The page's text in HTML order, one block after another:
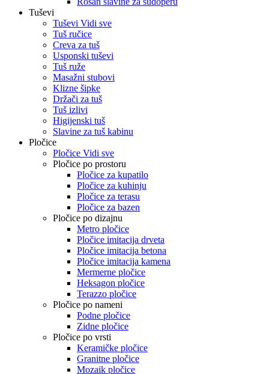
Tuševi
Tuševi Vidi sve
Tuš ručice
Creva za tuš
Usponski tuševi
Tuš ruže
Masažni stubovi
Klizne šipke
Držači za tuš
Tuš izlivi
Higijenski tuš
Slavine za tuš kabinu
Pločice
Pločice Vidi sve
Pločice po prostoru
Pločice za kupatilo
Pločice za kuhinju
Pločice za terasu
Pločice za bazen
Pločice po dizajnu
Metro pločice
Pločice imitacija drveta
Pločice imitacija betona
Pločice imitacija kamena
Mermerne pločice
Heksagon pločice
Terazzo pločice
Pločice po nameni
Podne pločice
Zidne pločice
Pločice po vrsti
Keramičke pločice
Granitne pločice
Mozaik pločice